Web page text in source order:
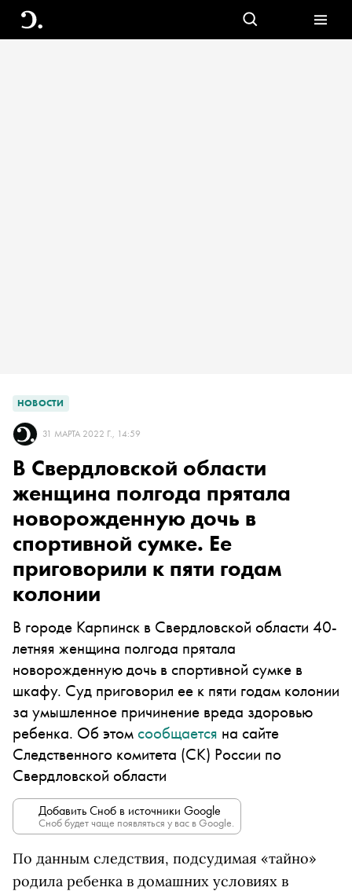
НОВОСТИ
31 МАРТА 2022 Г., 14:59
В Свердловской области
женщина полгода прятала
новорожденную дочь в
спортивной сумке. Ее
приговорили к пяти годам
колонии
В городе Карпинск в Свердловской области 40-
летняя женщина полгода прятала
новорожденную дочь в спортивной сумке в
шкафу. Суд приговорил ее к пяти годам колонии
за умышленное причинение вреда здоровью
ребенка. Об этомсообщается на сайте
Следственного комитета (СК) России по
Свердловской области
Добавить Сноб в источники Google
Сноб будет чаще появляться у вас в Google.
По данным следствия, подсудимая «тайно»
родила ребенка в домашних условиях в